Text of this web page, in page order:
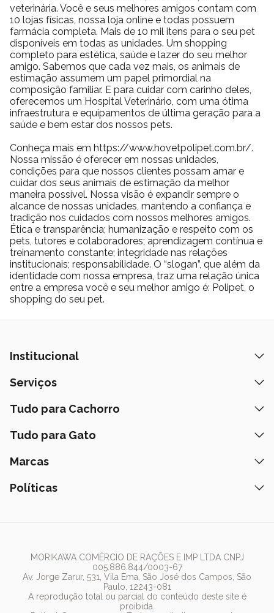
veterinária. Você e seus melhores amigos contam com
10 lojas físicas, nossa loja online e todas possuem
farmácia completa. Mais de 10 mil itens para o seu pet
disponíveis em todas as unidades. Um shopping
completo para estética, saúde e lazer do seu melhor
amigo. Sabemos que cada vez mais, os animais de
estimação assumem um papel primordial na
composição familiar. E para cuidar com carinho deles,
oferecemos um Hospital Veterinário, com uma ótima
infraestrutura e equipamentos de última geração para a
saúde e bem estar dos nossos pets.
Conheça mais em https://www.hovetpolipet.com.br/.
Nossa missão é oferecer em nossas unidades,
condições para que nossos clientes possam amar e
cuidar dos seus animais de estimação da melhor
maneira possível. Nossa visão é expandir sempre o
alcance de nossas unidades, mantendo a confiança e
tradição nos cuidados com nossos melhores amigos.
Ética e transparência; humanização e respeito com os
pets, tutores e colaboradores; aprendizagem contínua e
treinamento constante; integridade nas relações
institucionais; responsabilidade. O “slogan”, que além da
identidade com nossa empresa, traz uma relação única
entre a empresa você e seu melhor amigo é: Polipet, o
shopping do seu pet.
Institucional
Quem Somos
Prazos de Entrega
Fale Conosco
Lista de Desejos
Serviços
Banho e Tosa
Peça pelo Delivery
Assinatura Polipet
Tudo para Cachorro
Ração
Coleiras
Tudo para Gato
Ração
Marcas
Nexgard
Pedigree
Whiskas
Dog Chow
Políticas
MORIKAWA COMÉRCIO DE RAÇÕES E IMP LTDA CNPJ
005.886.844/0003-67
Av. Jorge Zarur, 531, Vila Ema, São José dos Campos, São
Paulo, 12243-081
A reprodução total ou parcial do conteúdo deste site é
proibida.